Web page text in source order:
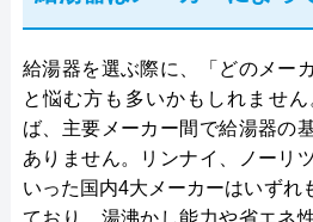
給湯器を選ぶ際に、「どのメー
と悩む方も多いかもしれませ
ば、主要メーカー間で給湯器の
ありません。リンナイ、ノーリ
いった国内4大メーカーはいずれ